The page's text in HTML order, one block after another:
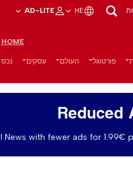
HE
AD-LITE
HOME
פורטוגל העולם עסקים נכס
Reduced
News with fewer ads for 1.99€